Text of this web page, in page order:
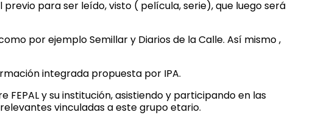
para ser leído, visto ( película, serie), que luego será
por ejemplo Semillar y Diarios de la Calle. Así mismo ,
integrada propuesta por IPA.
y su institución, asistiendo y participando en las
vinculadas a este grupo etario.